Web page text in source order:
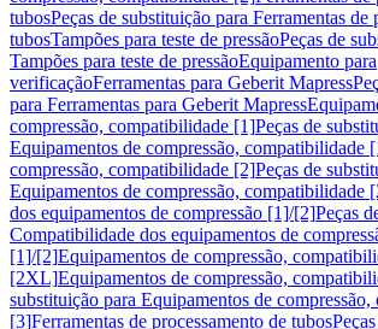
tubosPeças de substituição para Ferramentas de
tubosTampões para teste de pressãoPeças de
Tampões para teste de pressãoEquipamento para
verificaçãoFerramentas para Geberit Mapress
para Ferramentas para Geberit Mapress
compressão, compatibilidade [1]Peças de
Equipamentos de compressão, compatibilidade
compressão, compatibilidade [2]Peças de
Equipamentos de compressão, compatibilidade
dos equipamentos de compressão [1]/[2]Peças
Compatibilidade dos equipamentos de
[1]/[2]Equipamentos de compressão,
[2XL]Equipamentos de compressão,
substituição para Equipamentos de
[3]Ferramentas de processamento de tubos